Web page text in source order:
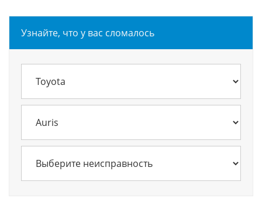
Узнайте, что у вас сломалось